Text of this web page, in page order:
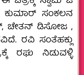
ಸಂಕಲನ
ಚೇತನ್ ಡಿಸೋಜ ‌‌,
ರವಿ ಸಂತೆಹಕ್ಲು
ರಘು ನಿಡುವಳ್ಳಿ